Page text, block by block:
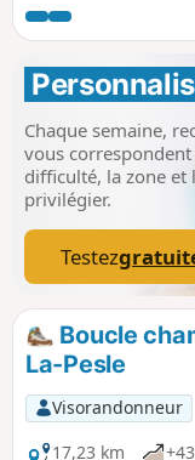
Chaque semaine,
vous
difficulté, la zone et
privilégier.
Testez
Boucle
La-Pesle
Visorandonneur
17,23 km